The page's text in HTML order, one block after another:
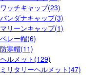
ワッチキャップ(23)
バンダナキャップ(3)
マリーンキャップ(1)
ベレー帽(6)
防寒帽(11)
ヘルメット(129)
ミリタリーヘルメット(47)